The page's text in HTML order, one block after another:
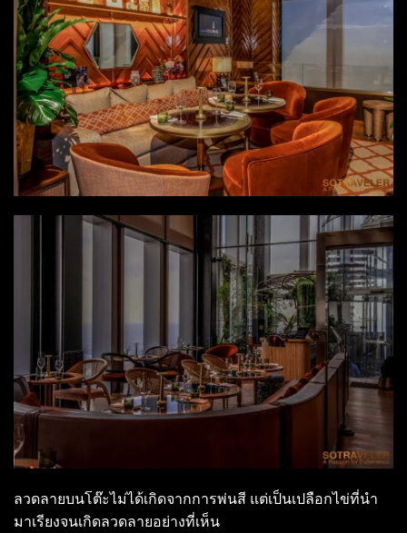
ลวดลายบนโต๊ะไม่ได้เกิดจากการพ่นสี แต่เป็นเปลือกไข่ที่นำ
มาเรียงจนเกิดลวดลายอย่างที่เห็น